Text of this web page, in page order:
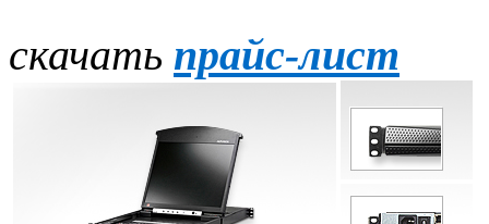
скачать прайс-лист